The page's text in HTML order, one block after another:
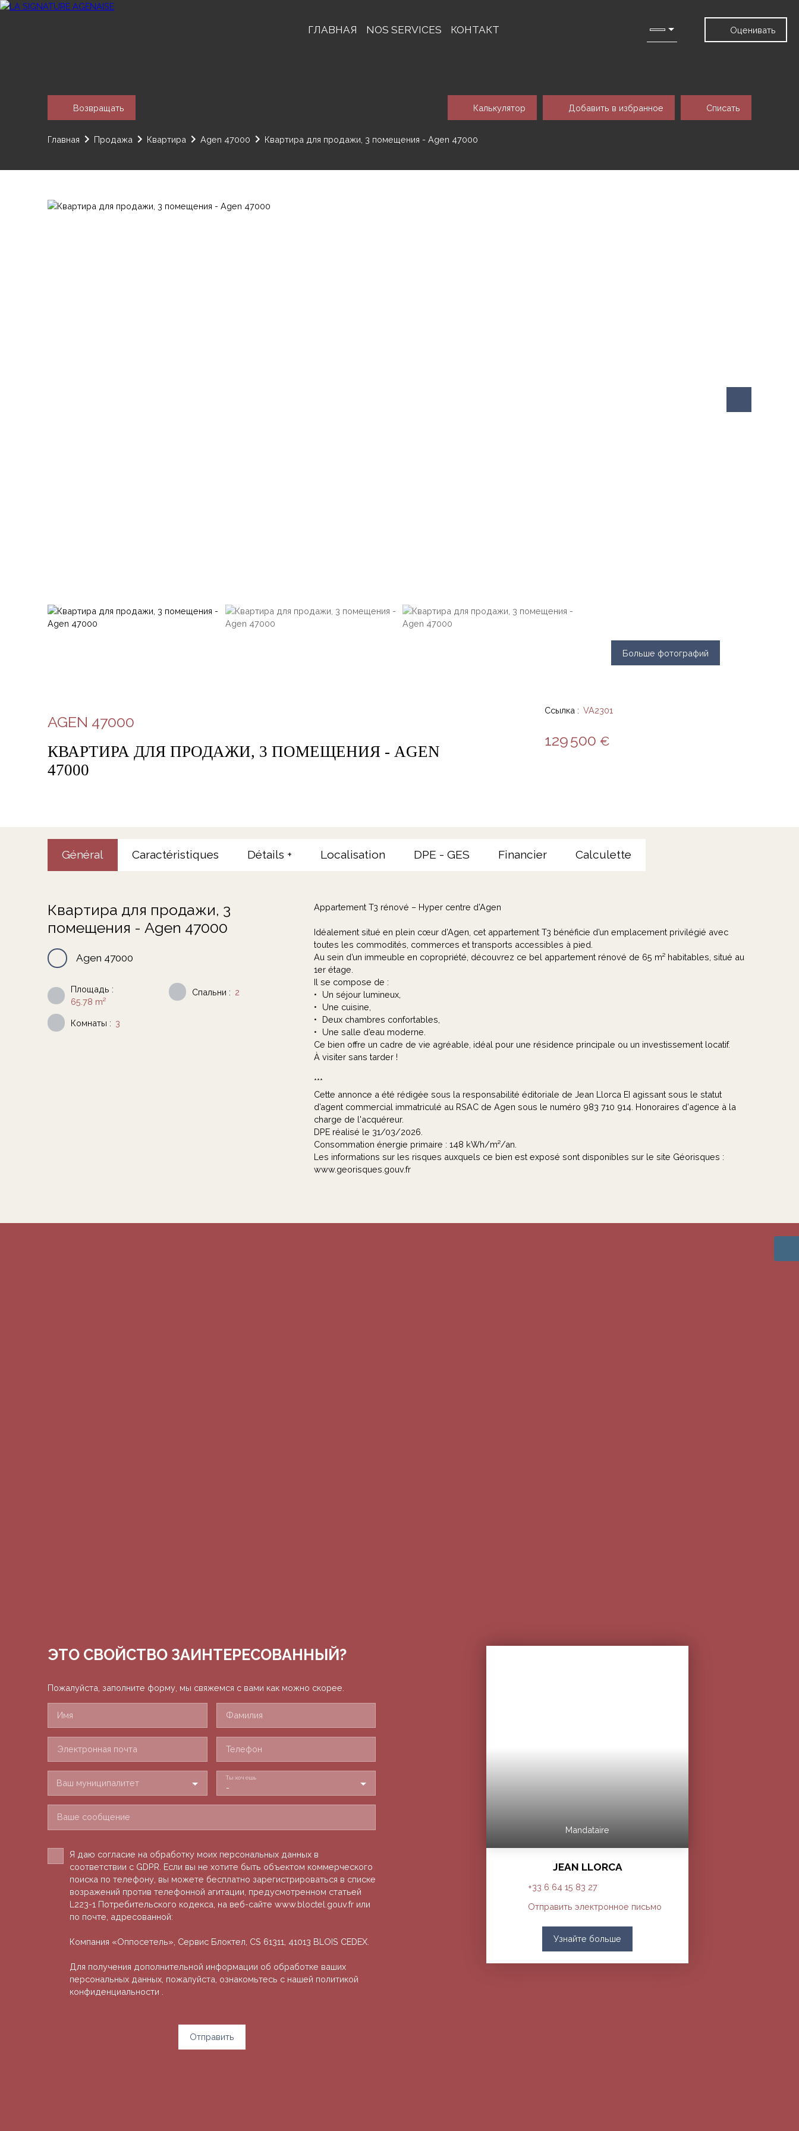
ГЛАВНАЯ NOS SERVICES КОНТАКТ Оценивать
Возвращать Калькулятор Добавить в избранное Списать
Главная Продажа Квартира Agen 47000 Квартира для продажи, 3 помещения - Agen 47000
Больше фотографий
AGEN 47000
КВАРТИРА ДЛЯ ПРОДАЖИ, 3 ПОМЕЩЕНИЯ - AGEN
47000
Ссылка : VA2301
129 500 €
Général Caractéristiques Détails + Localisation DPE - GES Financier Calculette
Квартира для продажи, 3
помещения - Agen 47000
Agen 47000
Площадь :
65.78 m²
Спальни : 2
Комнаты : 3
Appartement T3 rénové – Hyper centre d’Agen
Idéalement situé en plein cœur d’Agen, cet appartement T3 bénéficie d’un emplacement privilégié avec
toutes les commodités, commerces et transports accessibles à pied.
Au sein d’un immeuble en copropriété, découvrez ce bel appartement rénové de 65 m² habitables, situé au
1er étage.
Il se compose de :
Un séjour lumineux,
Une cuisine,
Deux chambres confortables,
Une salle d’eau moderne.
Ce bien offre un cadre de vie agréable, idéal pour une résidence principale ou un investissement locatif.
À visiter sans tarder !
***
Cette annonce a été rédigée sous la responsabilité éditoriale de Jean Llorca EI agissant sous le statut
d’agent commercial immatriculé au RSAC de Agen sous le numéro 983 710 914. Honoraires d'agence à la
charge de l'acquéreur.
DPE réalisé le 31/03/2026.
Consommation énergie primaire : 148 kWh/m²/an.
Les informations sur les risques auxquels ce bien est exposé sont disponibles sur le site Géorisques :
www.georisques.gouv.fr
ЭТО СВОЙСТВО ЗАИНТЕРЕСОВАННЫЙ?
Пожалуйста, заполните форму, мы свяжемся с вами как можно скорее.
Имя Фамилия
Электронная почта Телефон
Ваш муниципалитет -
Ты хочешь
Ваше сообщение
Я даю согласие на обработку моих персональных данных в
соответствии с GDPR. Если вы не хотите быть объектом коммерческого
поиска по телефону, вы можете бесплатно зарегистрироваться в списке
возражений против телефонной агитации, предусмотренном статьей
L223-1 Потребительского кодекса, на веб-сайте www.bloctel.gouv.fr или
по почте, адресованной:
Компания «Оппосетель», Сервис Блоктел, CS 61311, 41013 BLOIS CEDEX.
Для получения дополнительной информации об обработке ваших
персональных данных, пожалуйста, ознакомьтесь с нашей политикой
конфиденциальности
Отправить
Mandataire
JEAN LLORCA
+33 6 64 15 83 27
Отправить электронное письмо
Узнайте больше